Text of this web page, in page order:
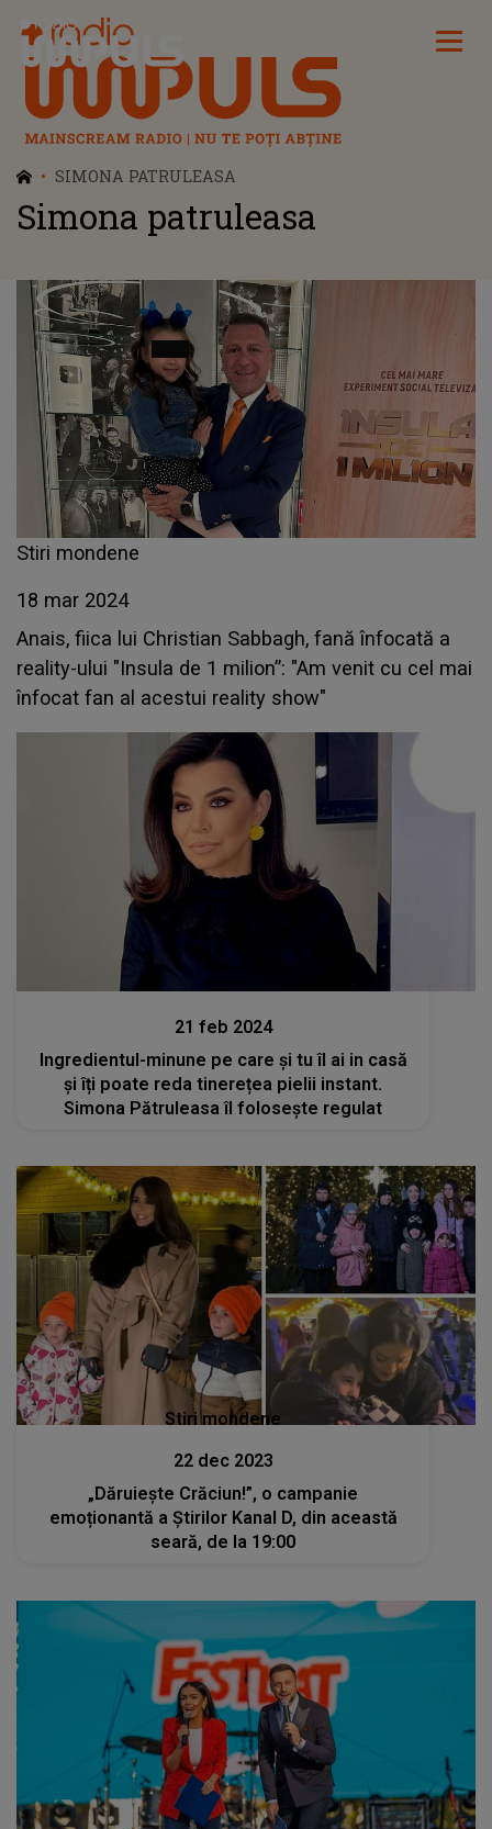
Radio Impuls
SIMONA PATRULEASA
Simona patruleasa
Stiri mondene
18 mar 2024
Anais, fiica lui Christian Sabbagh, fană înfocată a
reality-ului "Insula de 1 milion”: "Am venit cu cel mai
înfocat fan al acestui reality show"
21 feb 2024
Ingredientul-minune pe care și tu îl ai in casă
și îți poate reda tinerețea pielii instant.
Simona Pătruleasa îl folosește regulat
Stiri mondene
22 dec 2023
„Dăruiește Crăciun!”, o campanie
emoționantă a Știrilor Kanal D, din această
seară, de la 19:00